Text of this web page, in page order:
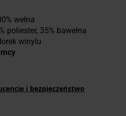
wełna
poliester, 35% bawełna
winylu
i bezpieczeństwo